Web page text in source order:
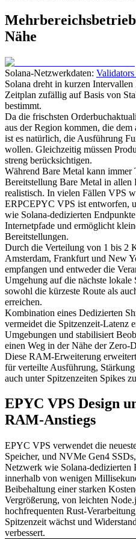
Nähe
Solana-Netzwerkdaten:
Solana dreht in kurzen
Zeitplan zufällig auf Basis von
bestimmt.
Da die frischsten
aus der Region kommen, die
ist es natürlich, die Ausführung
wollen. Gleichzeitig müssen
streng berücksichtigen.
Während Bare Metal kann immer
Bereitstellung Bare Metal in
realistisch. In vielen Fällen VPS
ERPCEPYC VPS ist entworfen,
wie Solana-dedizierten
Internetpfade und ermöglicht
Bereitstellungen.
Durch die Verteilung von 1 bis 2
Amsterdam, Frankfurt und New
empfangen und entweder die
Umgehung auf die nächste lokale
sowohl die kürzeste Route als
erreichen.
Kombination eines Dedizierten
vermeidet die Spitzenzeit-Latenz
Umgebungen und stabilisiert
einen Weg in der Nähe der Zero-
Diese RAM-Erweiterung
für verteilte Ausführung,
auch unter Spitzenzeiten Spikes
EPYC VPS Design
RAM-Anstiegs
EPYC VPS verwendet die
Speicher, und NVMe Gen4
Netzwerk wie Solana-dedizierten
innerhalb von wenigen
Beibehaltung einer starken
Vergrößerung, von leichten
hochfrequenten Rust-
Spitzenzeit wächst und
verbessert.